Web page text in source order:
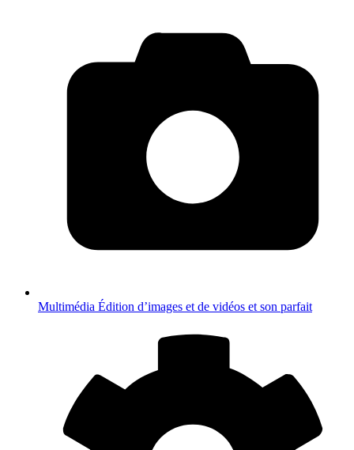
Multimédia Édition d’images et de vidéos et son parfait